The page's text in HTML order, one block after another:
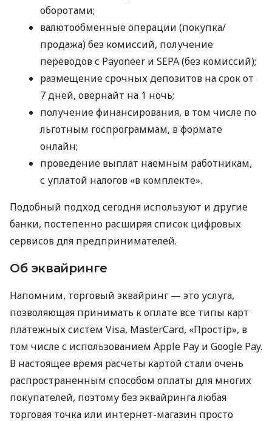
оборотами;
валютообменные операции (покупка/
продажа) без комиссий, получение
переводов с Payoneer и SEPA (без комиссий);
размещение срочных депозитов на срок от
7 дней, овернайт на 1 ночь;
получение финансирования, в том числе по
льготным госпрограммам, в формате
онлайн;
проведение выплат наемным работникам,
с уплатой налогов «в комплекте».
Подобный подход сегодня используют и другие
банки, постепенно расширяя список цифровых
сервисов для предпринимателей.
Об эквайринге
Напомним, торговый эквайринг — это услуга,
позволяющая принимать к оплате все типы карт
платежных систем Visa, MasterCard, «Простір», в
том числе с использованием Apple Pay и Google Pay.
В настоящее время расчеты картой стали очень
распространенным способом оплаты для многих
покупателей, поэтому без эквайринга любая
торговая точка или интернет-магазин просто